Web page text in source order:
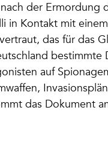
der Ermordung
in Kontakt mit
das für das
auf
das Dokument